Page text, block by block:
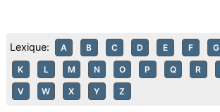
Lexique: A B C D E F G
K L M N O P Q R
V W X Y Z